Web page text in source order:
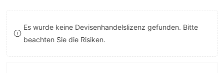
Es wurde keine Devisenhandelslizenz gefunden. Bitte
beachten Sie die Risiken.